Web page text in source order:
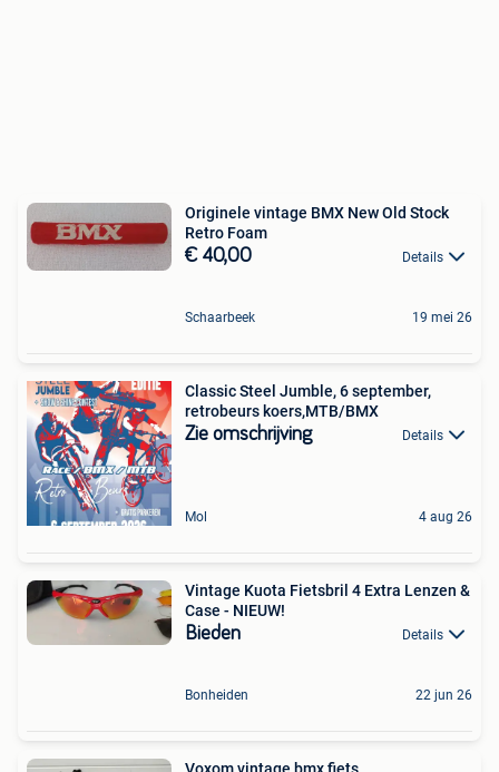
Originele vintage BMX New Old Stock
Retro Foam
€ 40,00 Details
Schaarbeek 19 mei 26
Classic Steel Jumble, 6 september,
retrobeurs koers,MTB/BMX
Zie omschrijving Details
Mol 4 aug 26
Vintage Kuota Fietsbril 4 Extra Lenzen &
Case - NIEUW!
Bieden Details
Bonheiden 22 jun 26